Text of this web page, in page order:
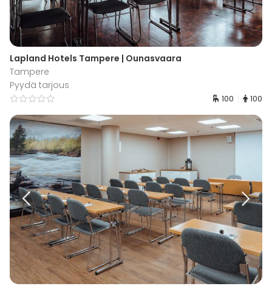
Lapland Hotels Tampere | Ounasvaara
Tampere
Pyydä tarjous
100 100